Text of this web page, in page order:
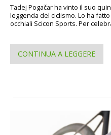
Tadej Pogačar ha vinto il suo
leggenda del ciclismo. Lo ha
occhiali Scicon Sports. Per
CONTINUA A LEGGERE